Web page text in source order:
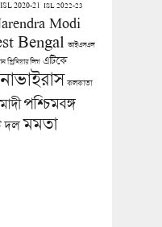
ISL 2020-21 ISL 2022-23
Modi
Bengal আইএসএল
প্রিমিয়ার লিগ এটিকে
কলকাতা
পশ্চিমবঙ্গ
দল মমতা